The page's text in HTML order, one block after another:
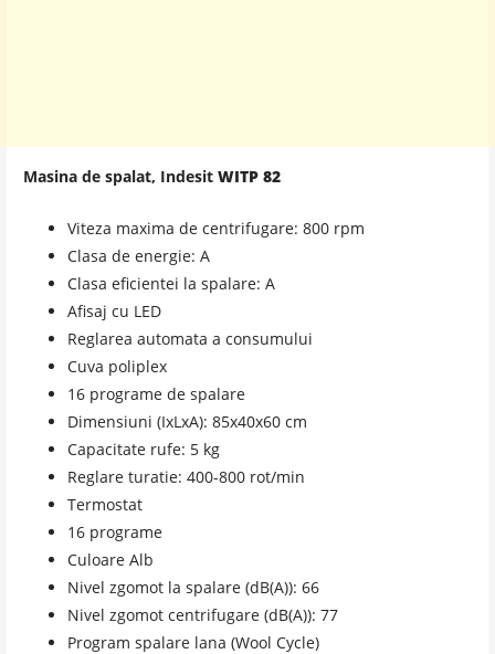
Masina de spalat, Indesit WITP 82
Viteza maxima de centrifugare: 800 rpm
Clasa de energie: A
Clasa eficientei la spalare: A
Afisaj cu LED
Reglarea automata a consumului
Cuva poliplex
16 programe de spalare
Dimensiuni (IxLxA): 85x40x60 cm
Capacitate rufe: 5 kg
Reglare turatie: 400-800 rot/min
Termostat
16 programe
Culoare Alb
Nivel zgomot la spalare (dB(A)): 66
Nivel zgomot centrifugare (dB(A)): 77
Program spalare lana (Wool Cycle)